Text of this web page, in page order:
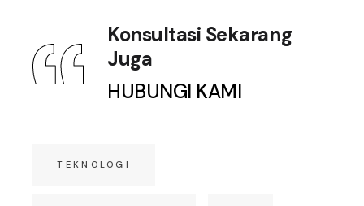
Konsultasi Sekarang
Juga
HUBUNGI KAMI
TEKNOLOGI